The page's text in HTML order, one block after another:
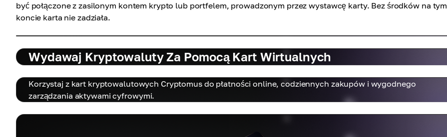
być połączone z zasilonym kontem krypto lub portfelem, prowadzonym przez wystawcę karty. Bez środków na tym
koncie karta nie zadziała.
Wydawaj Kryptowaluty Za Pomocą Kart Wirtualnych
Korzystaj z kart kryptowalutowych Cryptomus do płatności online, codziennych zakupów i wygodnego
zarządzania aktywami cyfrowymi.